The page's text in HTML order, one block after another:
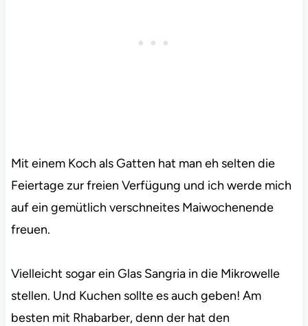
Mit einem Koch als Gatten hat man eh selten die
Feiertage zur freien Verfügung und ich werde mich
auf ein gemütlich verschneites Maiwochenende
freuen.
Vielleicht sogar ein Glas Sangria in die Mikrowelle
stellen. Und Kuchen sollte es auch geben! Am
besten mit Rhabarber, denn der hat den